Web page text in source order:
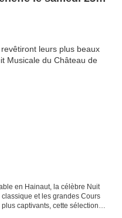
en Hainaut, la célèbre Nuit
et les grandes Cours
captivants, cette sélection